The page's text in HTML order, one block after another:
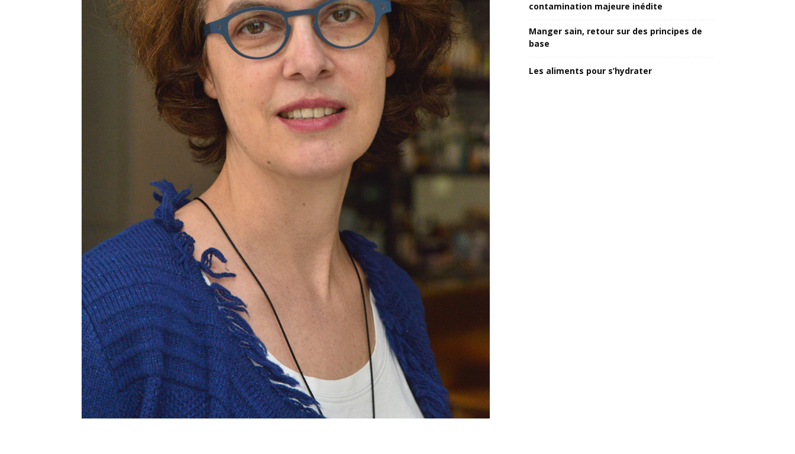
contamination majeure inédite
Manger sain, retour sur des principes de
base
Les aliments pour s’hydrater